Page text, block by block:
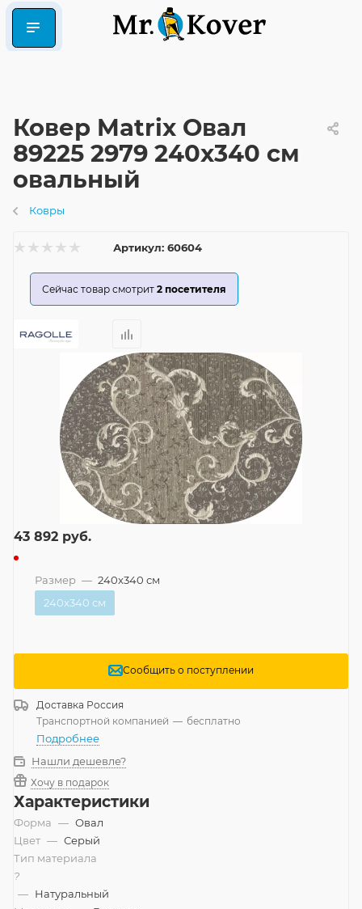
Ковер Matrix Овал
89225 2979 240x340 см
овальный
Ковры
Артикул: 60604
Сейчас товар смотрит 2 посетителя
43 892 руб.
Размер — 240x340 см
240x340 см
Сообщить о поступлении
Доставка Россия
Транспортной компанией — бесплатно
Подробнее
Нашли дешевле?
Хочу в подарок
Характеристики
Форма — Овал
Цвет — Серый
Тип материала
?
— Натуральный